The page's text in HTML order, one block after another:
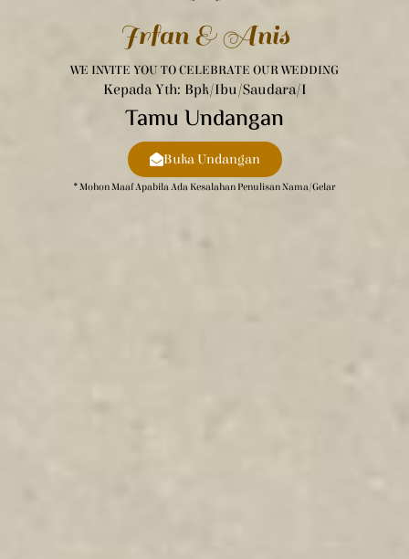
Irfan & Anis
WE INVITE YOU TO CELEBRATE OUR WEDDING
Kepada Yth: Bpk/Ibu/Saudara/i
Tamu Undangan
Buka Undangan
* Mohon Maaf Apabila Ada Kesalahan Penulisan Nama/gelar